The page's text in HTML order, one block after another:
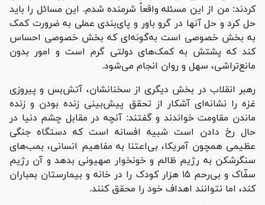
کردند: من از این مسئله واقعاً شرمنده شدم. این مسائل را باید
حل کرد و حل آنها در گرو باور و پای‌بندی عملی به ضرورت کمک
به بخش خصوصی است به‌گونه‌ای که بخش خصوصی احساس
کند که پشتش به کمک‌های دولتی گرم است و امور بدون
مانع‌تراشی، سهل و روان انجام می‌شود.
رهبر انقلاب در بخش دیگری از سخنانشان، آتش‌بس و پیروزی
غزه را نشانه‌ای آشکار از تحقق پیش‌بینی زنده بودن و زنده
ماندن مقاومت خواندند و گفتند: آنچه در مقابل چشم دنیا در
حال رخ دادن است شبیه افسانه است که دستگاه جنگی
عظیمی همچون آمریکا، بی‌اعتنا به مفاهیم انسانی، بمب‌های
سنگرشکن به رژیم ظالم و خونخوار صهیونی بدهد و آن رژیم
سفّاک و بی‌رحم ۱۵ هزار کودک را در خانه و بیمارستان بمباران
کند، اما نتوانند اهداف خود را محقق کنند.